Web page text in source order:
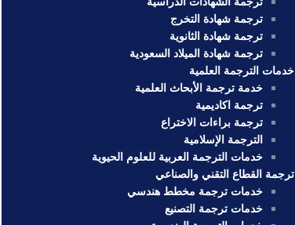
ترجمة شهادة التخرج
ترجمة شهادة الثانوية
ترجمة شهادة الميلاد السعودية
خدمات الترجمة العلمية
خدمة ترجمة الأبحاث العلمية
ترجمة اكاديمية
ترجمة براءات الاختراع
الترجمة الإسلامية
خدمات الترجمة العربية للعلوم الحيوية
ترجمة القطاع التقني والصناعي
خدمات ترجمة مخطط هندسي
خدمات ترجمة التصنيع